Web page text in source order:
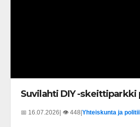
Suvilahti DIY -skeittiparkki
📅 16.07.2026 | 👁️ 448 Yhteiskunta ja